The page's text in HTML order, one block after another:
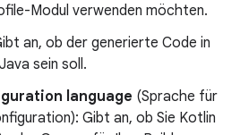
Modul verwenden möchten.
an, ob der generierte Code in
sein soll.
language (Sprache für
Gibt an, ob Sie Kotlin